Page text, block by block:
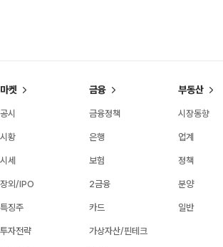
마켓
공시
시황
시세
장외/IPO
특징주
투자전략
금융
금융정책
은행
보험
2금융
카드
가상자산/핀테크
부동산
시장동향
업계
정책
분양
일반